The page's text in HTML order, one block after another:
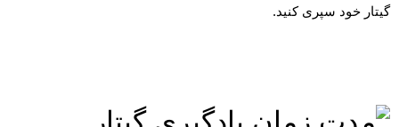
گیتار خود سپری کنید.